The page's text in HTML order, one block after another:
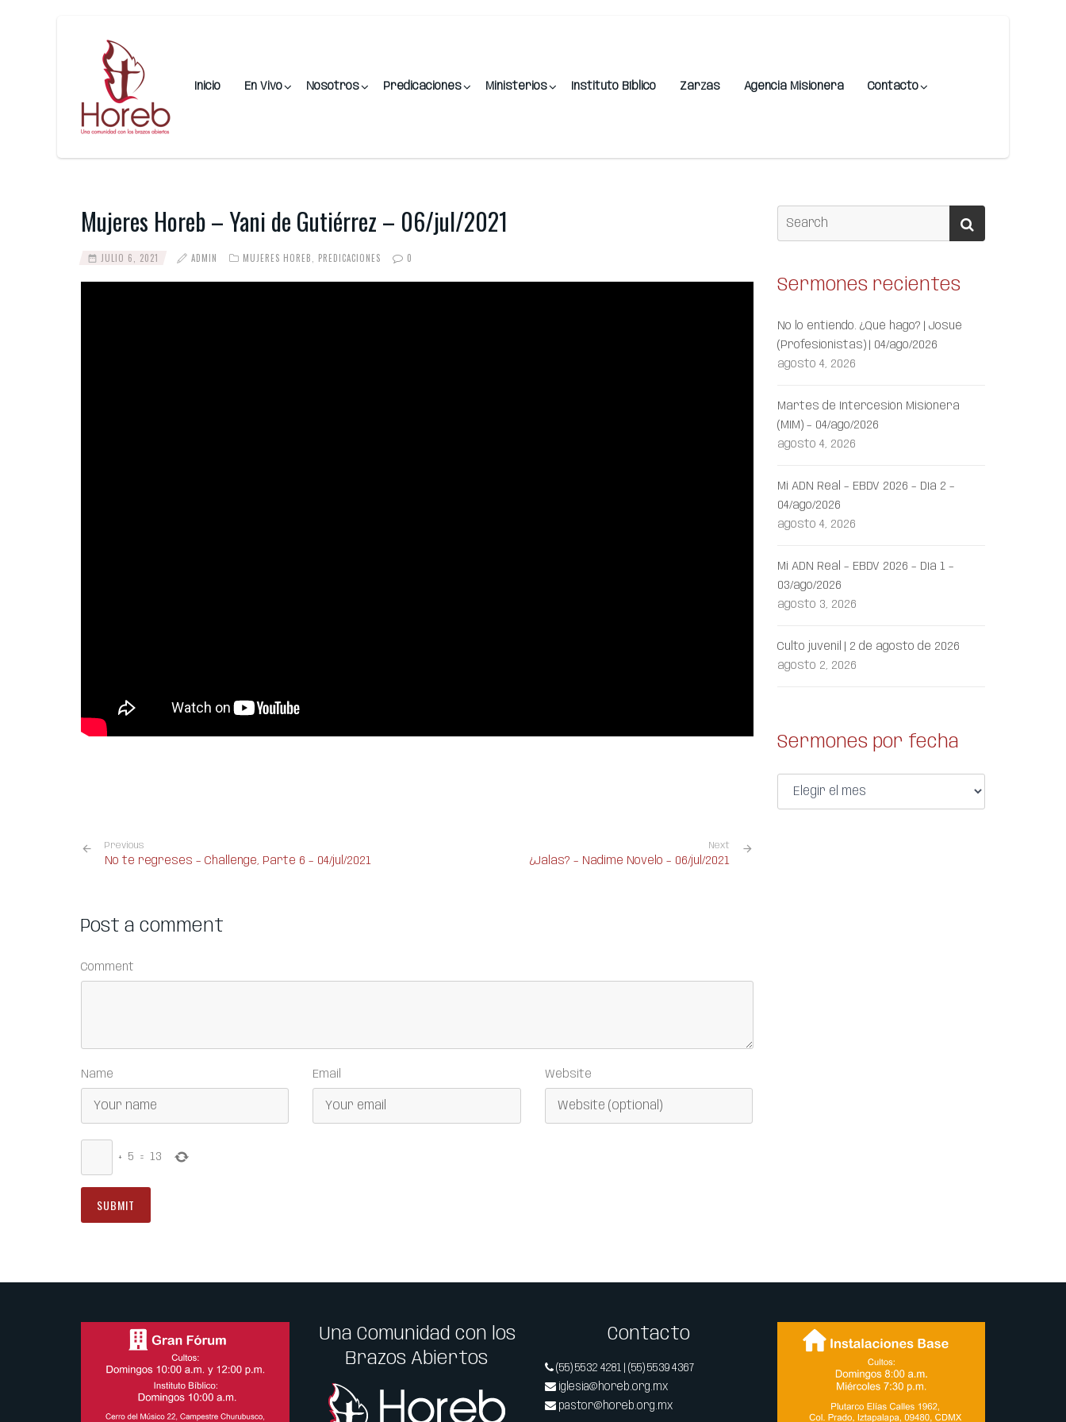
Inicio En Vivo Nosotros Predicaciones Ministerios Instituto Bíblico Zarzas Agencia Misionera Contacto
Mujeres Horeb – Yani de Gutiérrez – 06/jul/2021
JULIO 6, 2021 ADMIN MUJERES HOREB PREDICACIONES 0
Previous
No te regreses – Challenge, Parte 6 – 04/jul/2021
Next
¿Jalas? – Nadime Novelo – 06/jul/2021
Post a comment
Comment
Name Email Website
+ 5 = 13
Sermones recientes
No lo entiendo. ¿Qué hago? | Josué
(Profesionistas) | 04/ago/2026
agosto 4, 2026
Martes de Intercesión Misionera
(MIM) – 04/ago/2026
agosto 4, 2026
Mi ADN Real – EBDV 2026 – Día 2 –
04/ago/2026
agosto 4, 2026
Mi ADN Real – EBDV 2026 – Día 1 –
03/ago/2026
agosto 3, 2026
Culto juvenil | 2 de agosto de 2026
agosto 2, 2026
Sermones por fecha
Una Comunidad con los
Brazos Abiertos
Contacto
(55) 5532 4281 | (55) 5539 4367
iglesia@horeb.org.mx
pastor@horeb.org.mx